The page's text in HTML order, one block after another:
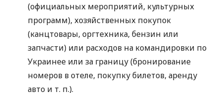
(официальных мероприятий, культурных
программ), хозяйственных покупок
(канцтовары, оргтехника, бензин или
запчасти) или расходов на командировки по
Украинее или за границу (бронирование
номеров в отеле, покупку билетов, аренду
авто и т. п.).